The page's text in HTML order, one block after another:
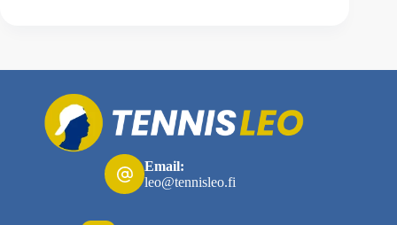
Email:
leo@tennisleo.fi